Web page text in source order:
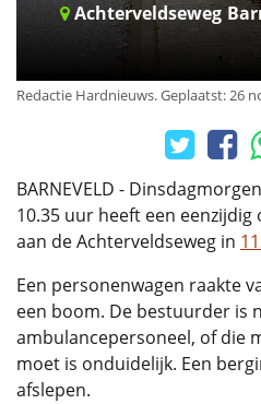
Achterveldseweg
Redactie Hardnieuws.Geplaatst: 26
BARNEVELD -
10.35 uur heeft een
aan de Achterveldseweg in
Een personenwagen raakte
een boom. De bestuurder is
ambulancepersoneel, of die
moet is onduidelijk. Een
afslepen.